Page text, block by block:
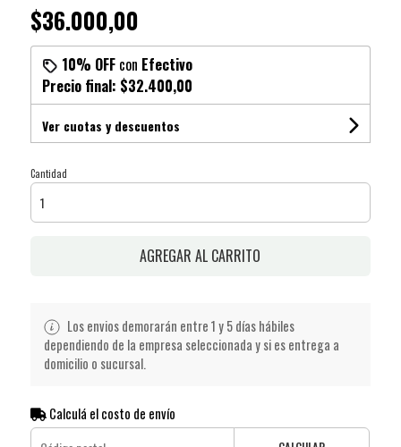
$36.000,00
10% OFFcon Efectivo
Precio final: $32.400,00
Ver cuotas y descuentos
Cantidad
AGREGAR AL CARRITO
Los envios demorarán entre 1 y 5 días hábiles
dependiendo de la empresa seleccionada y si es entrega a
domicilio o sucursal.
Calculá el costo de envío